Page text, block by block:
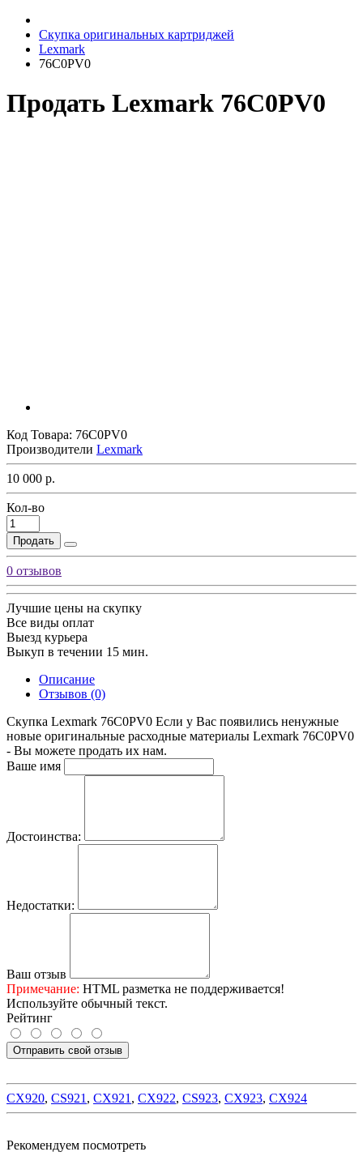
Скупка оригинальных картриджей
Lexmark
76C0PV0
Продать Lexmark 76C0PV0
Код Товара: 76C0PV0
Производители Lexmark
10 000 р.
Кол-во
Продать
0 отзывов
Лучшие цены на скупку
Все виды оплат
Выезд курьера
Выкуп в течении 15 мин.
Описание
Отзывов (0)
Скупка Lexmark 76C0PV0 Если у Вас появились ненужные
новые оригинальные расходные материалы Lexmark 76C0PV0
- Вы можете продать их нам.
Ваше имя
Достоинства:
Недостатки:
Ваш отзыв
Примечание: HTML разметка не поддерживается!
Используйте обычный текст.
Рейтинг
Отправить свой отзыв
CX920, CS921 , CX921 , CX922, CS923, CX923, CX924
Рекомендуем посмотреть